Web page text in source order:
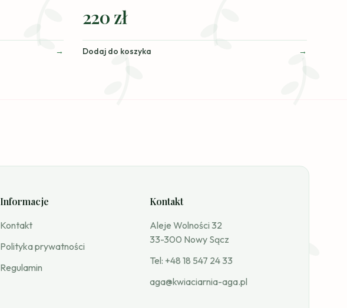
220 zł
Dodaj do koszyka
Informacje
Kontakt
Polityka prywatności
Regulamin
Kontakt
Aleje Wolności 32
33-300 Nowy Sącz
Tel: +48 18 547 24 33
aga@kwiaciarnia-aga.pl